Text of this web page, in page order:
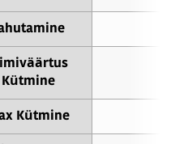
Kütmine
Kütmine